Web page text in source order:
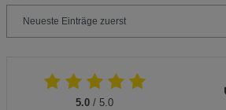
5.0 / 5.0